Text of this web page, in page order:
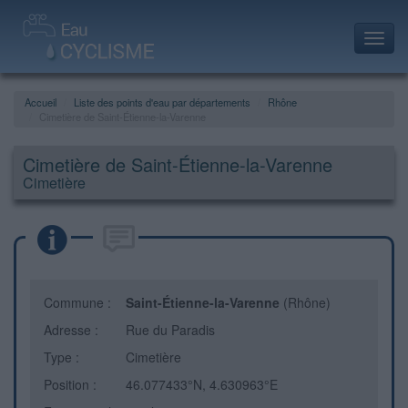
Accueil Liste des points d'eau par départements
Rhône
Cimetière de Saint-Étienne-la-Varenne
Cimetière
Commune : Saint-Étienne-la-Varenne (Rhône)
Adresse :
Rue du Paradis
Type :
Cimetière
Position :
46.077433°N, 4.630963°E